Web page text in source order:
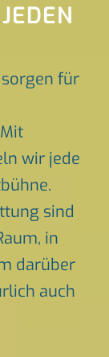
für
wir jede
sind
in
darüber
auch